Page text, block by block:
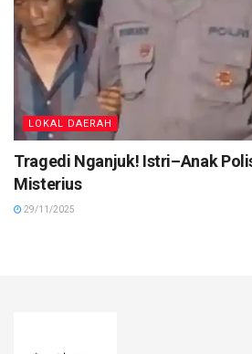
LOKAL DAERAH
Tragedi Nganjuk! Istri–Anak
Misterius
29/11/2025